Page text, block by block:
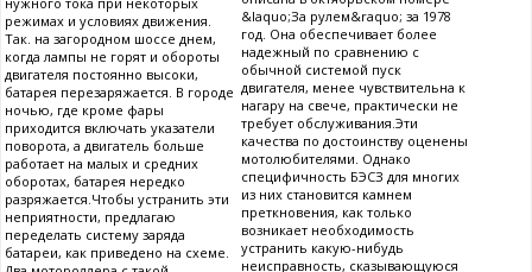
режимах и условиях движения.
Так. на загородном шоссе днем,
когда лампы не горят и обороты
двигателя постоянно высоки,
батарея перезаряжается. В городе
ночью, где кроме фары
приходится включать указатели
поворота, а двигатель больше
работает на малых и средних
оборотах, батарея нередко
разряжается.Чтобы устранить эти
неприятности, предлагаю
переделать систему заряда
батареи, как приведено на схеме.
&laquo;За рулем&raquo; за 1978
год. Она обеспечивает более
надежный по сравнению с
обычной системой пуск
двигателя, менее чувствительна к
нагару на свече, практически не
требует обслуживания.Эти
качества по достоинству оценены
мотолюбителями. Однако
специфичность БЭСЗ для многих
из них становится камнем
преткновения, как только
возникает необходимость
устранить какую-нибудь
неисправность, сказывающуюся